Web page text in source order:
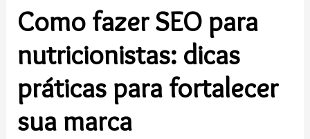
Como fazer SEO para
nutricionistas: dicas
práticas para fortalecer
sua marca